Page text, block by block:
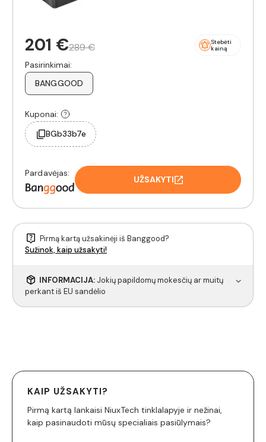
201 €289 €
Stebėti
kainą
Pasirinkimai:
BANGGOOD
Kuponai:
BGb33b7e
Pardavėjas:
UŽSAKYTI
Pirmą kartą užsakinėji iš Banggood?
Sužinok, kaip užsakyti!
INFORMACIJA: Jokių papildomų mokesčių ar muitų
perkant iš EU sandėlio
KAIP UŽSAKYTI?
Pirmą kartą lankaisi NiuxTech tinklalapyje ir nežinai,
kaip pasinaudoti mūsų specialiais pasiūlymais?